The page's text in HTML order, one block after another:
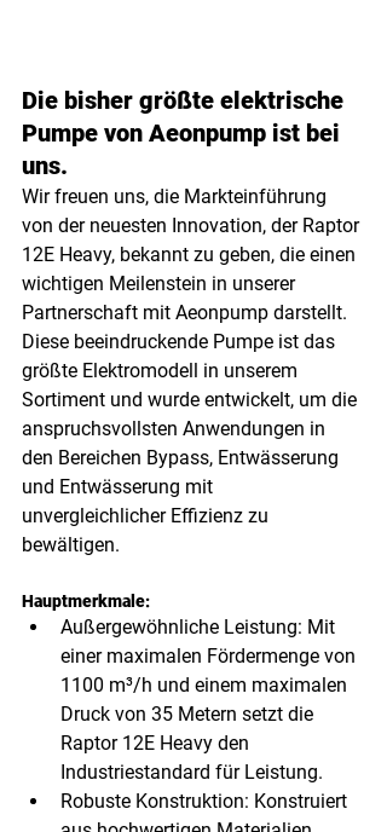
Die bisher größte elektrische
Pumpe von Aeonpump ist bei
uns.
Wir freuen uns, die Markteinführung
von der neuesten Innovation, der Raptor
12E Heavy, bekannt zu geben, die einen
wichtigen Meilenstein in unserer
Partnerschaft mit Aeonpump darstellt.
Diese beeindruckende Pumpe ist das
größte Elektromodell in unserem
Sortiment und wurde entwickelt, um die
anspruchsvollsten Anwendungen in
den Bereichen Bypass, Entwässerung
und Entwässerung mit
unvergleichlicher Effizienz zu
bewältigen.
Hauptmerkmale:
Außergewöhnliche Leistung: Mit
einer maximalen Fördermenge von
1100 m³/h und einem maximalen
Druck von 35 Metern setzt die
Raptor 12E Heavy den
Industriestandard für Leistung.
Robuste Konstruktion: Konstruiert